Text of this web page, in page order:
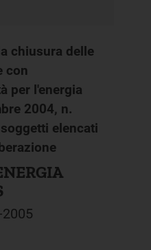
chiusura delle
con
per l'energia
2004, n.
elencati